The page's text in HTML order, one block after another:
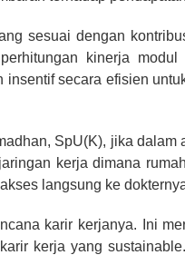
sesuai dengan
kinerja
secara efisien
SpU(K), jika
kerja dimana
langsung ke
karir kerjanya. Ini
kerja yang